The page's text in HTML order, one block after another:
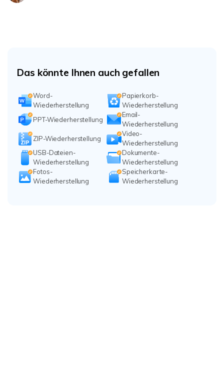
Das könnte Ihnen auch gefallen
Word-
Wiederherstellung
Papierkorb-
Wiederherstellung
PPT-Wiederherstellung
Email-
Wiederherstellung
ZIP-Wiederherstellung
Video-
Wiederherstellung
USB-Dateien-
Wiederherstellung
Dokumente-
Wiederherstellung
Fotos-
Wiederherstellung
Speicherkarte-
Wiederherstellung